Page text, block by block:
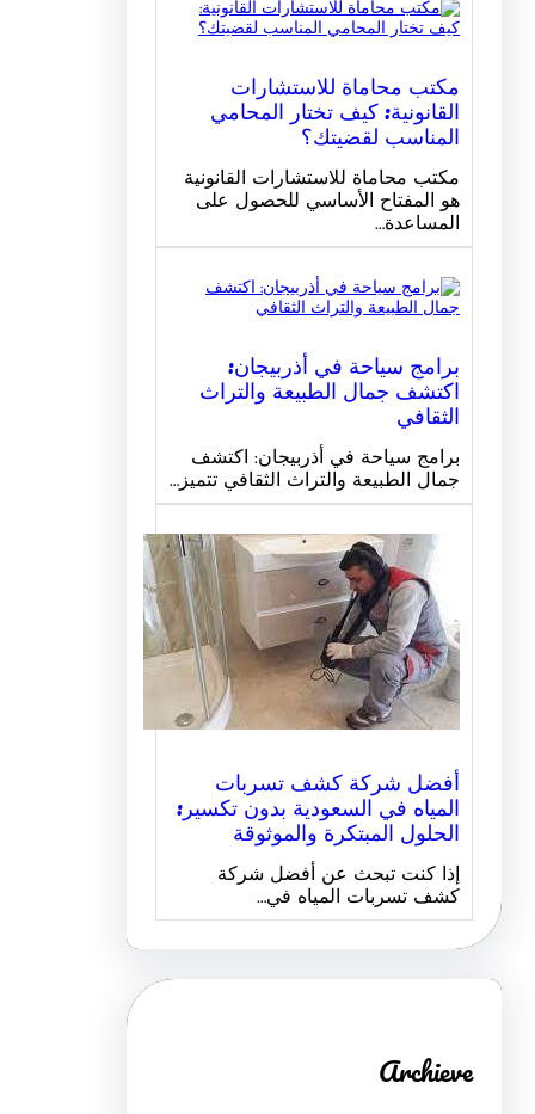
مكتب محاماة للاستشارات
القانونية: كيف تختار المحامي
المناسب لقضيتك؟
مكتب محاماة للاستشارات القانونية
هو المفتاح الأساسي للحصول على
المساعدة…
برامج سياحة في أذربيجان:
اكتشف جمال الطبيعة والتراث
الثقافي
برامج سياحة في أذربيجان: اكتشف
جمال الطبيعة والتراث الثقافي تتميز…
أفضل شركة كشف تسربات
المياه في السعودية بدون تكسير:
الحلول المبتكرة والموثوقة
إذا كنت تبحث عن أفضل شركة
كشف تسربات المياه في…
Archieve